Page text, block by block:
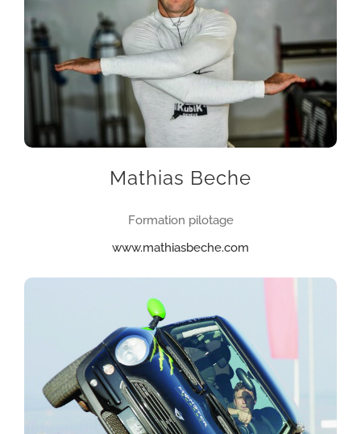
Mathias Beche
Formation pilotage
www.mathiasbeche.com